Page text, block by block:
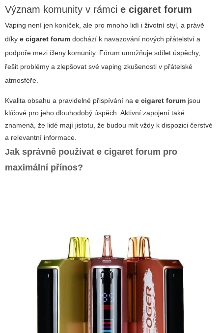
Význam komunity v rámci e cigaret forum
Vaping není jen koníček, ale pro mnoho lidí i životní styl, a právě
díky e cigaret forum dochází k navazování nových přátelství a
podpoře mezi členy komunity. Fórum umožňuje sdílet úspěchy,
řešit problémy a zlepšovat své vaping zkušenosti v přátelské
atmosféře.
Kvalita obsahu a pravidelné přispívání na e cigaret forum jsou
klíčové pro jeho dlouhodobý úspěch. Aktivní zapojení také
znamená, že lidé mají jistotu, že budou mít vždy k dispozici čerstvé
a relevantní informace.
Jak správně používat e cigaret forum pro
maximální přínos?